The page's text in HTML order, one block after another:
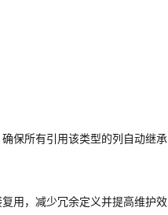
保所有引用该类型的列自动继承
用，减少冗余定义并提高维护效